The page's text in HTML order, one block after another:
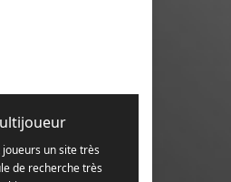
un site très
de recherche très